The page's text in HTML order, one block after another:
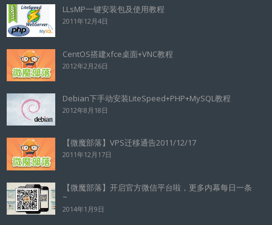
LLsMP一键安装包及使用教程
2011年12月4日
CentOS搭建xfce桌面+VNC教程
2012年2月26日
Debian下手动安装LiteSpeed+PHP+MySQL教程
2012年8月18日
【微魔部落】VPS迁移通告2011/12/17
2011年12月17日
【微魔部落】开启官方微信平台啦，更多内幕每日一条
~
2014年1月9日